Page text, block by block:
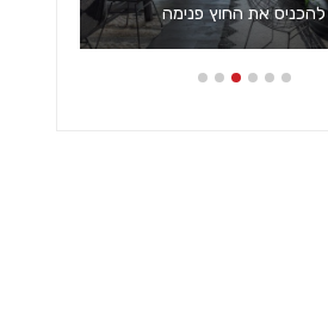
להכניס את החוץ פנימה